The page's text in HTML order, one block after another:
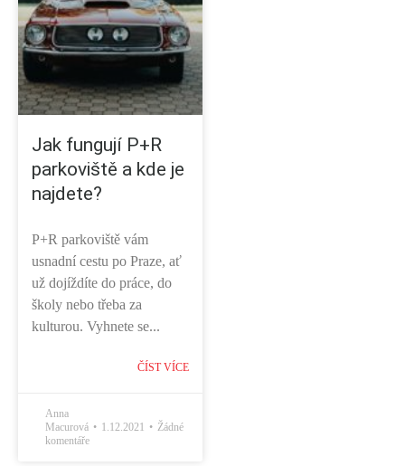
Jak fungují P+R
parkoviště a kde je
najdete?
P+R parkoviště vám
usnadní cestu po Praze, ať
už dojíždíte do práce, do
školy nebo třeba za
kulturou. Vyhnete se...
ČÍST VÍCE
Anna
Macurová
1.12.2021
Žádné
komentáře